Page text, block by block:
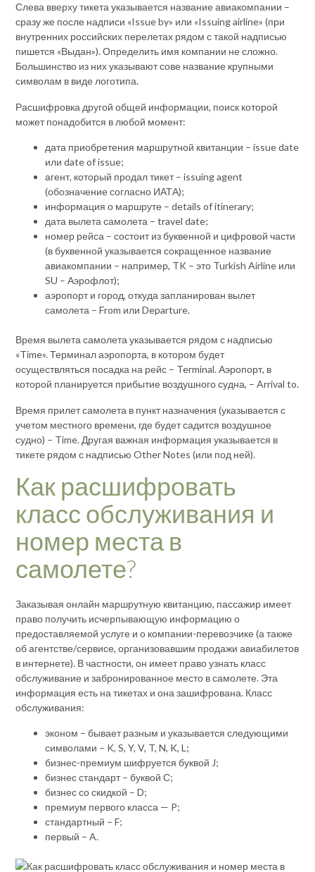
Слева вверху тикета указывается название авиакомпании –
сразу же после надписи «Issue by» или «Issuing airline» (при
внутренних российских перелетах рядом с такой надписью
пишется «Выдан»). Определить имя компании не сложно.
Большинство из них указывают сове название крупными
символам в виде логотипа.
Расшифровка другой общей информации, поиск которой
может понадобится в любой момент:
дата приобретения маршрутной квитанции – issue date
или date of issue;
агент, который продал тикет – issuing agent
(обозначение согласно ИАТА);
информация о маршруте – details of itinerary;
дата вылета самолета – travel date;
номер рейса – состоит из буквенной и цифровой части
(в буквенной указывается сокращенное название
авиакомпании – например, TK – это Turkish Airline или
SU – Аэрофлот);
аэропорт и город, откуда запланирован вылет
самолета – From или Departure.
Время вылета самолета указывается рядом с надписью
«Time». Терминал аэропорта, в котором будет
осуществляться посадка на рейс – Terminal. Аэропорт, в
которой планируется прибытие воздушного судна, – Arrival to.
Время прилет самолета в пункт назначения (указывается с
учетом местного времени, где будет садится воздушное
судно) – Time. Другая важная информация указывается в
тикете рядом с надписью Other Notes (или под ней).
Как расшифровать
класс обслуживания и
номер места в
самолете?
Заказывая онлайн маршрутную квитанцию, пассажир имеет
право получить исчерпывающую информацию о
предоставляемой услуге и о компании-перевозчике (а также
об агентстве/сервисе, организовавшим продажи авиабилетов
в интернете). В частности, он имеет право узнать класс
обслуживание и забронированное место в самолете. Эта
информация есть на тикетах и она зашифрована. Класс
обслуживания:
эконом – бывает разным и указывается следующими
символами – K, S, Y, V, T, N, K, L;
бизнес-премиум шифруется буквой J;
бизнес стандарт – буквой С;
бизнес со скидкой – D;
премиум первого класса — P;
стандартный – F;
первый – A.